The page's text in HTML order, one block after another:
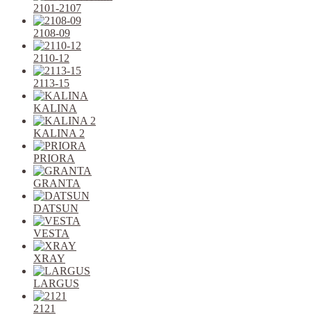
2101-2107
2108-09
2110-12
2113-15
KALINA
KALINA 2
PRIORA
GRANTA
DATSUN
VESTA
XRAY
LARGUS
2121